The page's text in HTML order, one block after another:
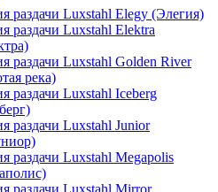
раздачи Luxstahl Elegy (Элегия)
раздачи Luxstahl Elektra
раздачи Luxstahl Golden River
река)
раздачи Luxstahl Iceberg
раздачи Luxstahl Junior
раздачи Luxstahl Megapolis
раздачи Luxstahl Mirror